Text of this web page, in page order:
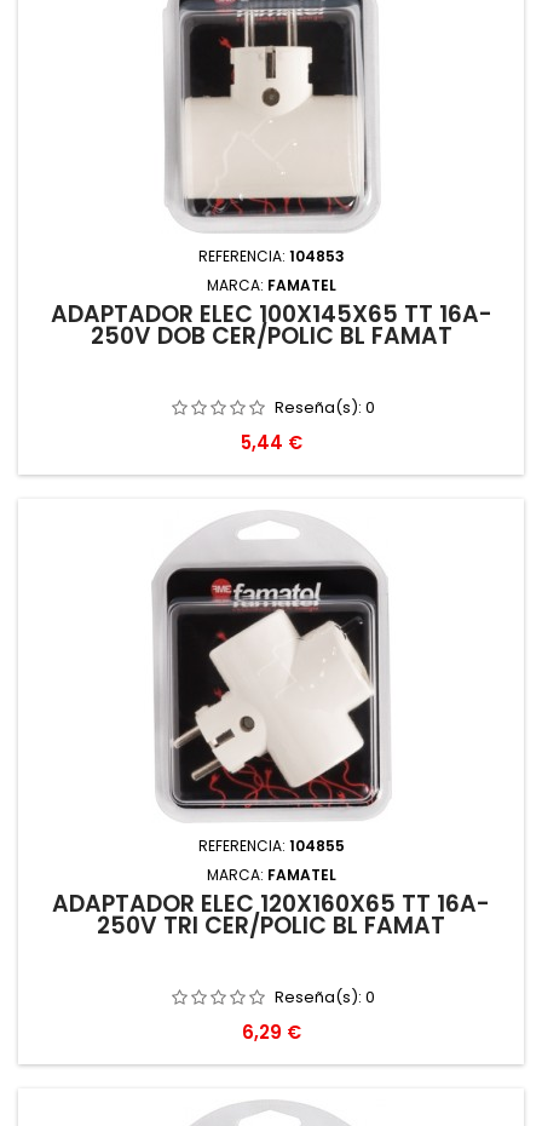
REFERENCIA: 104853
MARCA: FAMATEL
ADAPTADOR ELEC 100X145X65 TT 16A-
250V DOB CER/POLIC BL FAMAT
Reseña(s): 0
Precio
5,44 €
REFERENCIA: 104855
MARCA: FAMATEL
ADAPTADOR ELEC 120X160X65 TT 16A-
250V TRI CER/POLIC BL FAMAT
Reseña(s): 0
Precio
6,29 €